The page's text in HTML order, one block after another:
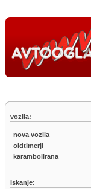
vozila:
nova vozila
oldtimerji
karambolirana
Iskanje: